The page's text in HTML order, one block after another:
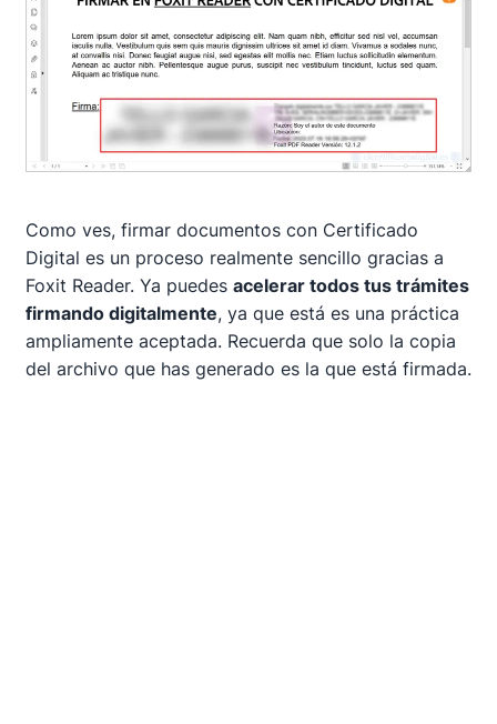
Como ves, firmar documentos con Certificado
Digital es un proceso realmente sencillo gracias a
Foxit Reader. Ya puedes acelerar todos tus trámites
firmando digitalmente, ya que está es una práctica
ampliamente aceptada. Recuerda que solo la copia
del archivo que has generado es la que está firmada.